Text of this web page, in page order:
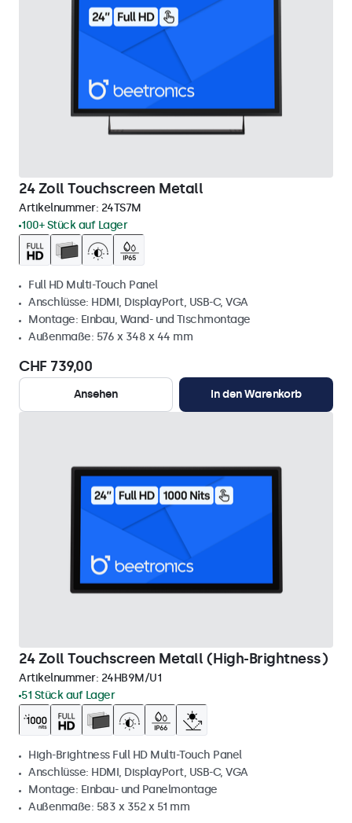
24 Zoll Touchscreen Metall
Artikelnummer: 24TS7M
100+ Stück auf Lager
Full HD Multi-Touch Panel
Anschlüsse: HDMI, DisplayPort, USB-C, VGA
Montage: Einbau, Wand- und Tischmontage
Außenmaße: 576 x 348 x 44 mm
CHF 739,00
Ansehen In den Warenkorb
24 Zoll Touchscreen Metall (High-Brightness)
Artikelnummer: 24HB9M/U1
51 Stück auf Lager
High-Brightness Full HD Multi-Touch Panel
Anschlüsse: HDMI, DisplayPort, USB-C, VGA
Montage: Einbau- und Panelmontage
Außenmaße: 583 x 352 x 51 mm